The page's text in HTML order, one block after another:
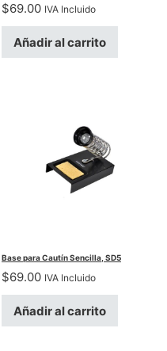
$69.00 IVA Incluido
Añadir al carrito
Base para Cautín Sencilla, SD5
$69.00 IVA Incluido
Añadir al carrito